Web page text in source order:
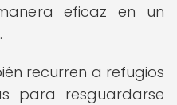
eficaz en un
recurren a refugios
para resguardarse